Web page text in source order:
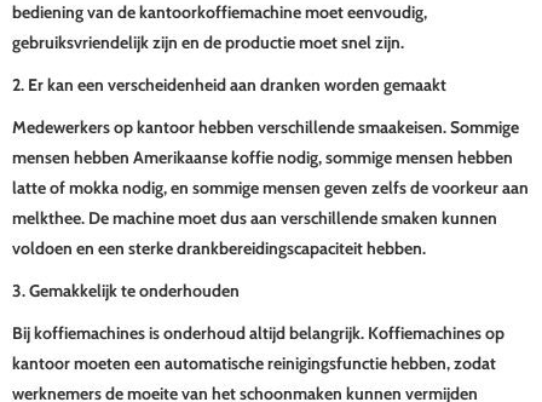
bediening van de kantoorkoffiemachine moet eenvoudig,
gebruiksvriendelijk zijn en de productie moet snel zijn.
2. Er kan een verscheidenheid aan dranken worden gemaakt
Medewerkers op kantoor hebben verschillende smaakeisen. Sommige
mensen hebben Amerikaanse koffie nodig, sommige mensen hebben
latte of mokka nodig, en sommige mensen geven zelfs de voorkeur aan
melkthee. De machine moet dus aan verschillende smaken kunnen
voldoen en een sterke drankbereidingscapaciteit hebben.
3. Gemakkelijk te onderhouden
Bij koffiemachines is onderhoud altijd belangrijk. Koffiemachines op
kantoor moeten een automatische reinigingsfunctie hebben, zodat
werknemers de moeite van het schoonmaken kunnen vermijden